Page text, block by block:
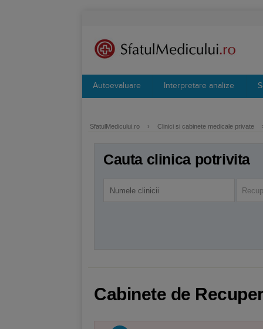
Autoevaluare Interpretare analize
SfatulMedicului.ro › Clinici si cabinete medicale private
Cauta clinica potrivita
Cabinete de